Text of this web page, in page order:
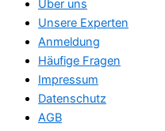
Über uns
Unsere Experten
Anmeldung
Häufige Fragen
Impressum
Datenschutz
AGB